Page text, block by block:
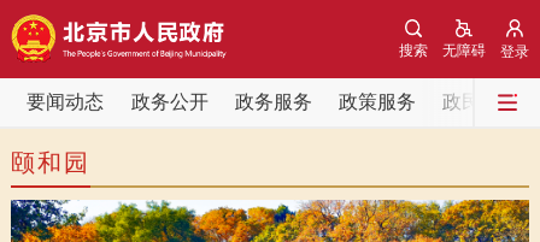
登录
无障碍
搜索
要闻动态 政务公开 政务服务 政策服务 政民互动
要闻动态
党中央精神
北京要闻 会议信息 部门动态
颐和园